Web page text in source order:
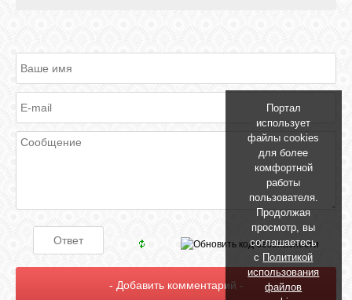
Портал
использует
файлы cookies
для более
комфортной
работы
пользователя.
Продолжая
просмотр, вы
соглашаетесь
с Политикой
использования
файлов